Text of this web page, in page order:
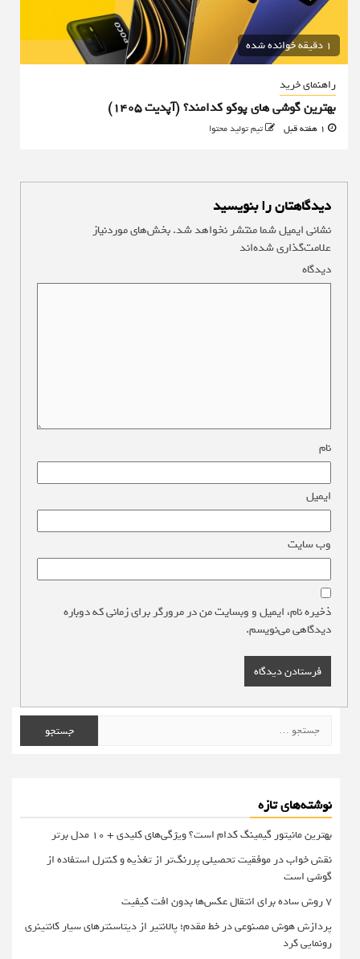
1 دقیقه خوانده شده
راهنمای خرید
بهترین گوشی های پوکو کدامند؟ (آپدیت ۱۴۰۵)
تیم تولید محتوا
دیدگاهتان را بنویسید
نشانی ایمیل شما منتشر نخواهد شد.بخش‌های موردنیاز
علامت‌گذاری شده‌اند
دیدگاه
نام
ایمیل
وب‌ سایت
ذخیره نام، ایمیل و وبسایت من در مرورگر برای زمانی که دوباره
دیدگاهی می‌نویسم.
برای:
نوشته‌های تازه
بهترین مانیتور گیمینگ کدام است؟ ویژگی‌های کلیدی + 10 مدل برتر
نقش خواب در موفقیت تحصیلی پررنگ‌تر از تغذیه و کنترل استفاده از
گوشی است
۷ روش ساده برای انتقال عکس‌ها بدون افت کیفیت
پردازش هوش مصنوعی در خط مقدم؛ پالانتیر از دیتاسنترهای سیار کانتینری
رونمایی کرد